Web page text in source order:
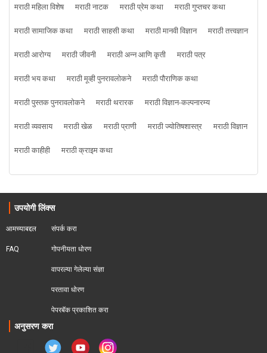
मराठी महिला विशेष
मराठी नाटक मराठी प्रेम कथा
मराठी गुप्तचर कथा
मराठी सामाजिक कथा
मराठी साहसी कथा मराठी मानवी विज्ञान
मराठी तत्त्वज्ञान
मराठी आरोग्य
मराठी जीवनी मराठी अन्न आणि कृती
मराठी पत्र
मराठी भय कथा
मराठी मूव्ही पुनरावलोकने
मराठी पौराणिक कथा
मराठी पुस्तक पुनरावलोकने
मराठी थरारक
मराठी विज्ञान-कल्पनारम्य
मराठी व्यवसाय
मराठी खेळ मराठी प्राणी मराठी ज्योतिषशास्त्र
मराठी विज्ञान
मराठी काहीही
मराठी क्राइम कथा
उपयोगी लिंक्स
आमच्याबद्दल
FAQ
संपर्क करा
गोपनीयता धोरण
वापरल्या गेलेल्या संज्ञा
परतावा धोरण
पेपरबॅक प्रकाशित करा
अनुसरण करा